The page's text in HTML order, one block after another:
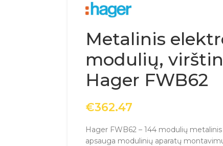
Metalinis
modulių,
Hager FWB62
€362.47
Hager FWB62 – 144 modulių
apsauga modulinių aparatų